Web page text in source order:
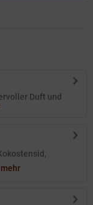
Duft und
mehr